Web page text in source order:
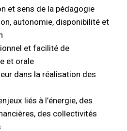
et sens de la pédagogie
autonomie, disponibilité et
et facilité de
et orale
dans la réalisation des
liés à l’énergie, des
des collectivités